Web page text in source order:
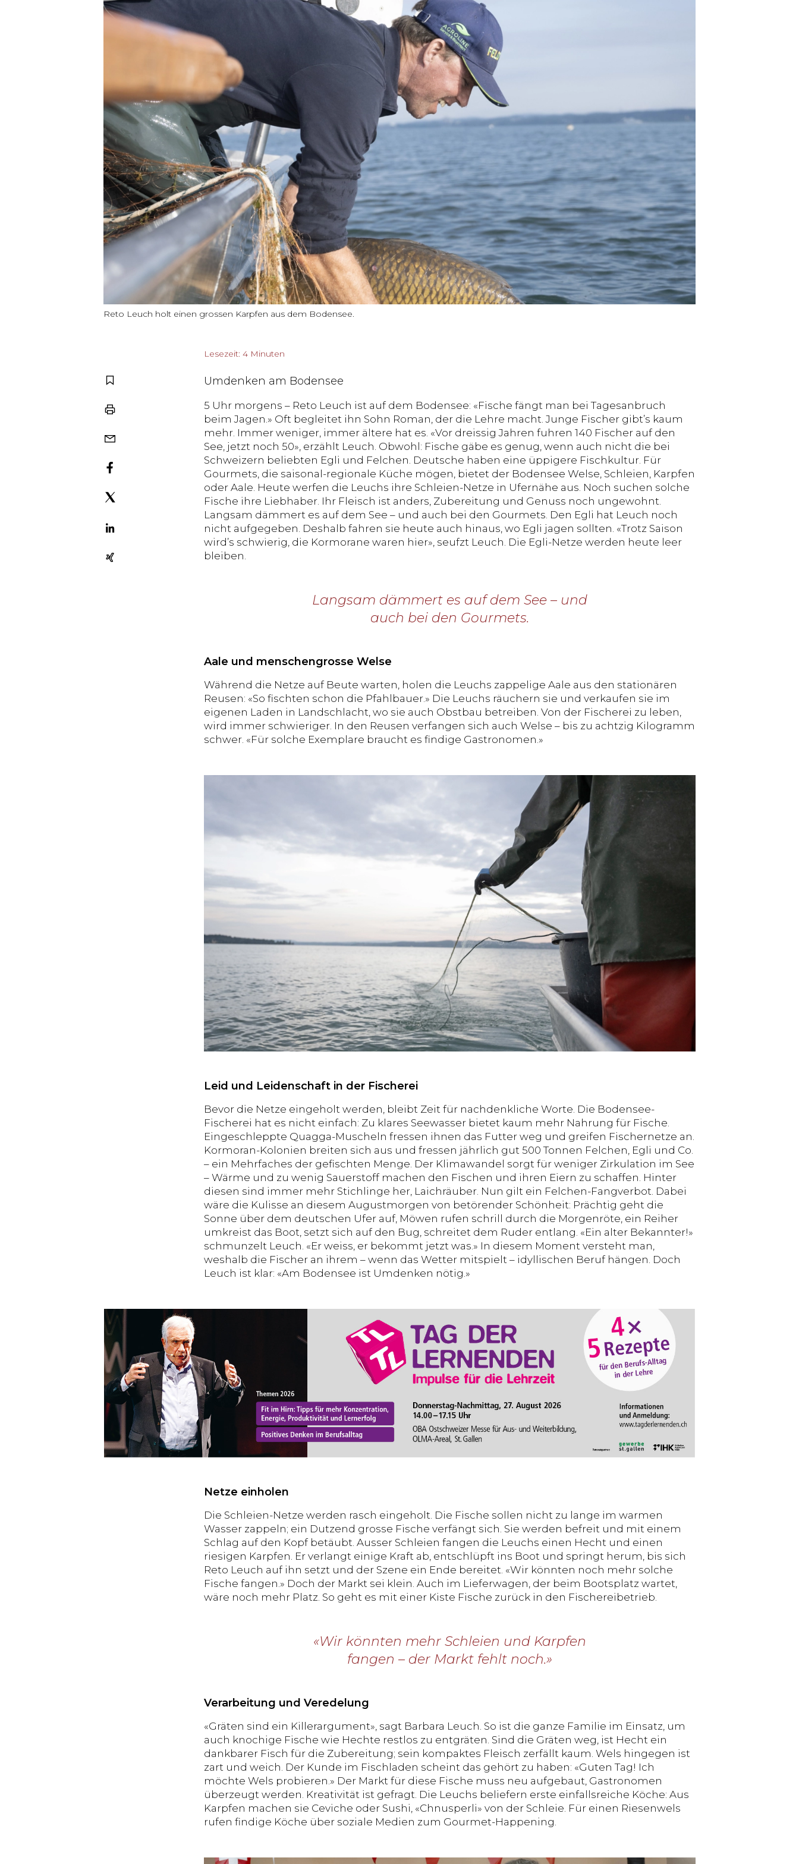
Reto Leuch holt einen grossen Karpfen aus dem Bodensee.
Lesezeit: 4 Minuten
Umdenken am Bodensee
5 Uhr morgens – Reto Leuch ist auf dem Bodensee: «Fische fängt man bei Tagesanbruch
beim Jagen.» Oft begleitet ihn Sohn Roman, der die Lehre macht. Junge Fischer gibt’s kaum
mehr. Immer weniger, immer ältere hat es. «Vor dreissig Jahren fuhren 140 Fischer auf den
See, jetzt noch 50», erzählt Leuch. Obwohl: Fische gäbe es genug, wenn auch nicht die bei
Schweizern beliebten Egli und Felchen. Deutsche haben eine üppigere Fischkultur. Für
Gourmets, die saisonal-regionale Küche mögen, bietet der Bodensee Welse, Schleien, Karpfen
oder Aale. Heute werfen die Leuchs ihre Schleien-Netze in Ufernähe aus. Noch suchen solche
Fische ihre Liebhaber. Ihr Fleisch ist anders, Zubereitung und Genuss noch ungewohnt.
Langsam dämmert es auf dem See – und auch bei den Gourmets. Den Egli hat Leuch noch
nicht aufgegeben. Deshalb fahren sie heute auch hinaus, wo Egli jagen sollten. «Trotz Saison
wird’s schwierig, die Kormorane waren hier», seufzt Leuch. Die Egli-Netze werden heute leer
bleiben.
Langsam dämmert es auf dem See – und
auch bei den Gourmets.
Aale und menschengrosse Welse
Während die Netze auf Beute warten, holen die Leuchs zappelige Aale aus den stationären
Reusen: «So fischten schon die Pfahlbauer.» Die Leuchs räuchern sie und verkaufen sie im
eigenen Laden in Landschlacht, wo sie auch Obstbau betreiben. Von der Fischerei zu leben,
wird immer schwieriger. In den Reusen verfangen sich auch Welse – bis zu achtzig Kilogramm
schwer. «Für solche Exemplare braucht es findige Gastronomen.»
Leid und Leidenschaft in der Fischerei
Bevor die Netze eingeholt werden, bleibt Zeit für nachdenkliche Worte. Die Bodensee-
Fischerei hat es nicht einfach: Zu klares Seewasser bietet kaum mehr Nahrung für Fische.
Eingeschleppte Quagga-Muscheln fressen ihnen das Futter weg und greifen Fischernetze an.
Kormoran-Kolonien breiten sich aus und fressen jährlich gut 500 Tonnen Felchen, Egli und Co.
– ein Mehrfaches der gefischten Menge. Der Klimawandel sorgt für weniger Zirkulation im See
– Wärme und zu wenig Sauerstoff machen den Fischen und ihren Eiern zu schaffen. Hinter
diesen sind immer mehr Stichlinge her, Laichräuber. Nun gilt ein Felchen-Fangverbot. Dabei
wäre die Kulisse an diesem Augustmorgen von betörender Schönheit: Prächtig geht die
Sonne über dem deutschen Ufer auf, Möwen rufen schrill durch die Morgenröte, ein Reiher
umkreist das Boot, setzt sich auf den Bug, schreitet dem Ruder entlang. «Ein alter Bekannter!»
schmunzelt Leuch. «Er weiss, er bekommt jetzt was.» In diesem Moment versteht man,
weshalb die Fischer an ihrem – wenn das Wetter mitspielt – idyllischen Beruf hängen. Doch
Leuch ist klar: «Am Bodensee ist Umdenken nötig.»
Netze einholen
Die Schleien-Netze werden rasch eingeholt. Die Fische sollen nicht zu lange im warmen
Wasser zappeln; ein Dutzend grosse Fische verfängt sich. Sie werden befreit und mit einem
Schlag auf den Kopf betäubt. Ausser Schleien fangen die Leuchs einen Hecht und einen
riesigen Karpfen. Er verlangt einige Kraft ab, entschlüpft ins Boot und springt herum, bis sich
Reto Leuch auf ihn setzt und der Szene ein Ende bereitet. «Wir könnten noch mehr solche
Fische fangen.» Doch der Markt sei klein. Auch im Lieferwagen, der beim Bootsplatz wartet,
wäre noch mehr Platz. So geht es mit einer Kiste Fische zurück in den Fischereibetrieb.
«Wir könnten mehr Schleien und Karpfen
fangen – der Markt fehlt noch.»
Verarbeitung und Veredelung
«Gräten sind ein Killerargument», sagt Barbara Leuch. So ist die ganze Familie im Einsatz, um
auch knochige Fische wie Hechte restlos zu entgräten. Sind die Gräten weg, ist Hecht ein
dankbarer Fisch für die Zubereitung; sein kompaktes Fleisch zerfällt kaum. Wels hingegen ist
zart und weich. Der Kunde im Fischladen scheint das gehört zu haben: «Guten Tag! Ich
möchte Wels probieren.» Der Markt für diese Fische muss neu aufgebaut, Gastronomen
überzeugt werden. Kreativität ist gefragt. Die Leuchs beliefern erste einfallsreiche Köche: Aus
Karpfen machen sie Ceviche oder Sushi, «Chnusperli» von der Schleie. Für einen Riesenwels
rufen findige Köche über soziale Medien zum Gourmet-Happening.